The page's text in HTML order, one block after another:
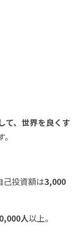
て、世界を良くす
己投資額は3,000
人以上。